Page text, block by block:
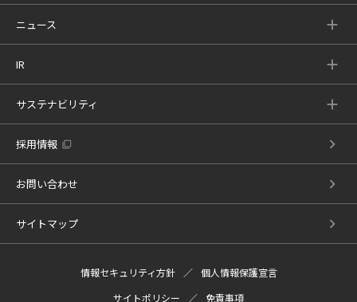
ニュース
IR
サステナビリティ
採用情報
お問い合わせ
サイトマップ
情報セキュリティ方針
個人情報保護宣言
サイトポリシー
免責事項